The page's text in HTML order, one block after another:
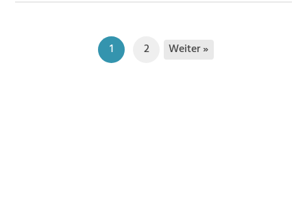
1 2 Weiter »